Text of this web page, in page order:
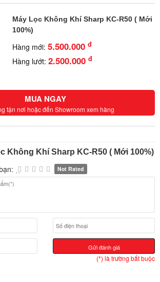
Máy Lọc Không Khí Sharp KC-R50 ( Mới
100%)
Hàng mới: 5.500.000 đ
Hàng lướt: 2.500.000 đ
MUA NGAY
tận nơi hoặc đến Showroom xem hàng
Không Khí Sharp KC-R50 ( Mới 100%)
Not Rated
Gửi đánh giá
(*) là trường bắt buộc